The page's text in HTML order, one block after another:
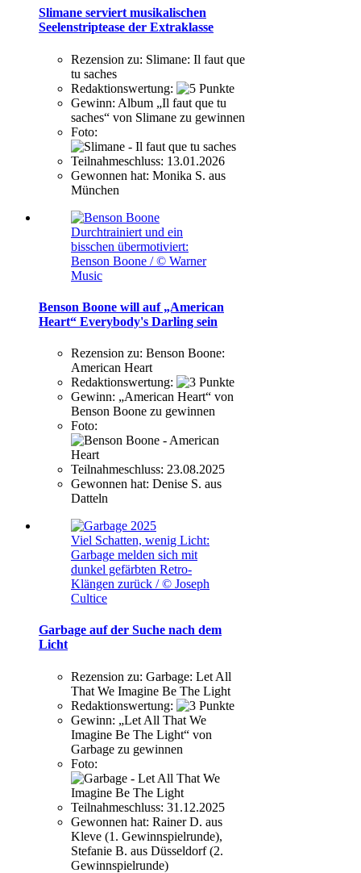
Slimane serviert musikalischen
Seelenstriptease der Extraklasse
Rezension zu: Slimane: Il faut que
tu saches
Redaktionswertung:
Gewinn: Album „Il faut que tu
saches“ von Slimane zu gewinnen
Foto:
Teilnahmeschluss: 13.01.2026
Gewonnen hat: Monika S. aus
München
Durchtrainiert und ein
bisschen übermotiviert:
Benson Boone / © Warner
Music
Benson Boone will auf „American
Heart“ Everybody's Darling sein
Rezension zu: Benson Boone:
American Heart
Redaktionswertung:
Gewinn: „American Heart“ von
Benson Boone zu gewinnen
Foto:
Teilnahmeschluss: 23.08.2025
Gewonnen hat: Denise S. aus
Datteln
Viel Schatten, wenig Licht:
Garbage melden sich mit
dunkel gefärbten Retro-
Klängen zurück / © Joseph
Cultice
Garbage auf der Suche nach dem
Licht
Rezension zu: Garbage: Let All
That We Imagine Be The Light
Redaktionswertung:
Gewinn: „Let All That We
Imagine Be The Light“ von
Garbage zu gewinnen
Foto:
Teilnahmeschluss: 31.12.2025
Gewonnen hat: Rainer D. aus
Kleve (1. Gewinnspielrunde),
Stefanie B. aus Düsseldorf (2.
Gewinnspielrunde)